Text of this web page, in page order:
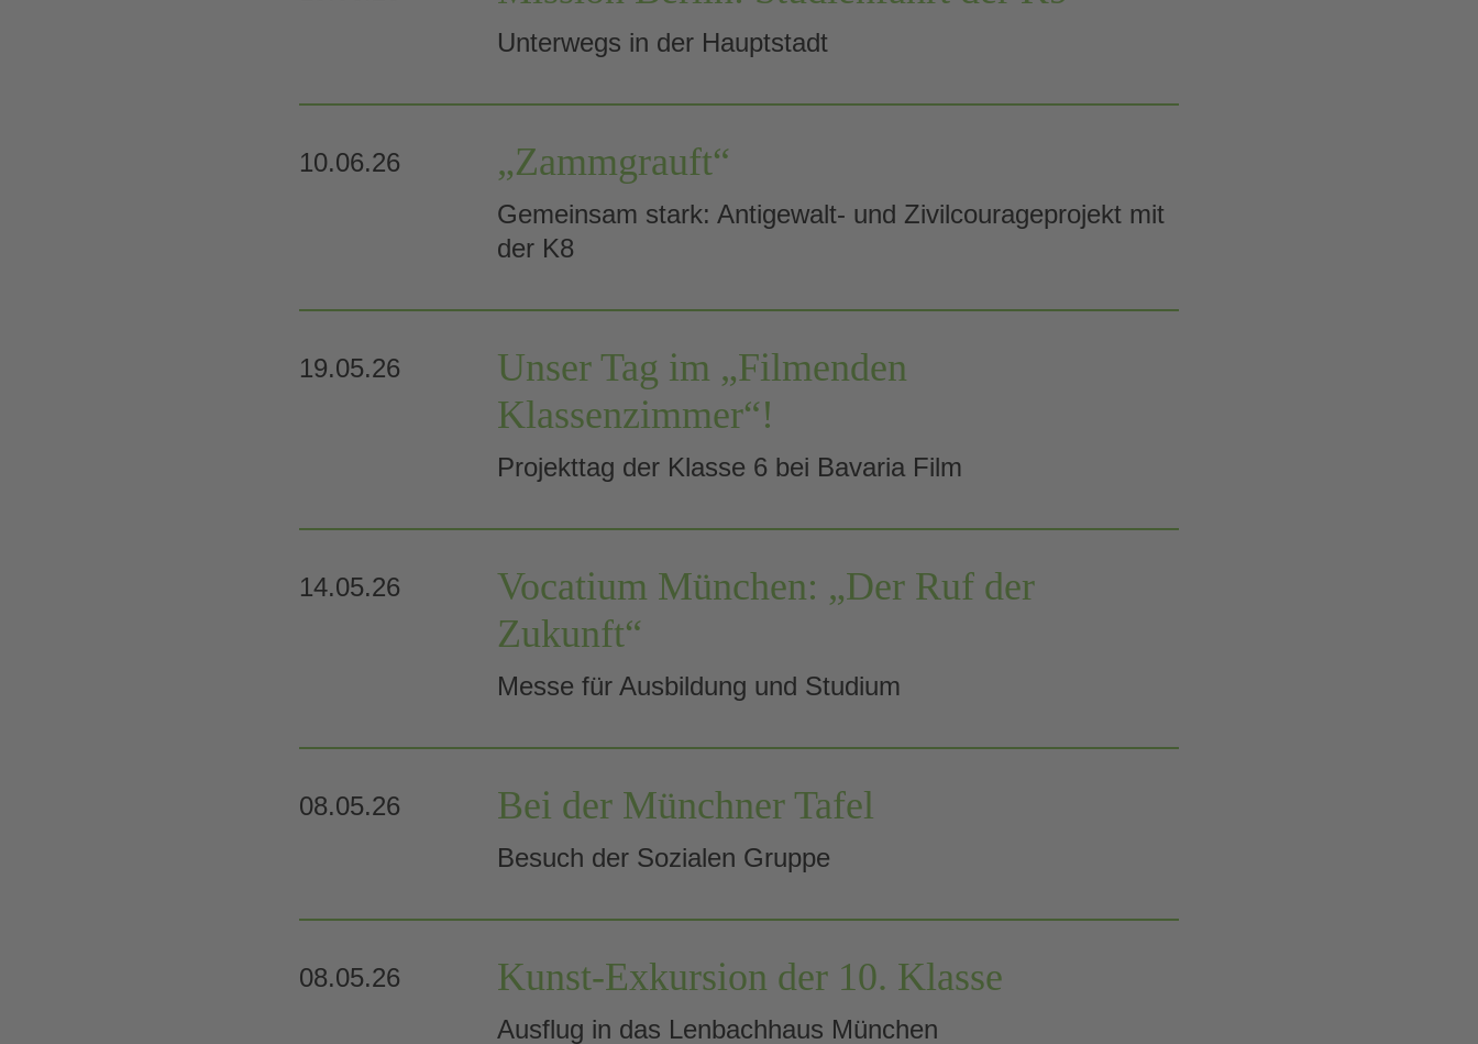
Unterwegs in der Hauptstadt
10.06.26 „Zammgrauft“
Gemeinsam stark: Antigewalt- und Zivilcourageprojekt mit
der K8
19.05.26
Unser Tag im „Filmenden
Klassenzimmer“!
Projekttag der Klasse 6 bei Bavaria Film
14.05.26
Vocatium München: „Der Ruf der
Zukunft“
Messe für Ausbildung und Studium
08.05.26 Bei der Münchner Tafel
Besuch der Sozialen Gruppe
08.05.26 Kunst-Exkursion der 10. Klasse
Ausflug in das Lenbachhaus München